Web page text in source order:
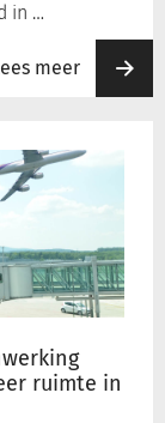
in …
meer
ruimte in